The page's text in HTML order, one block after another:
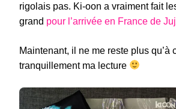
rigolais pas. Ki-oon a vraiment fait
grand pour l’arrivée en France de
Maintenant, il ne me reste plus qu’à
tranquillement ma lecture